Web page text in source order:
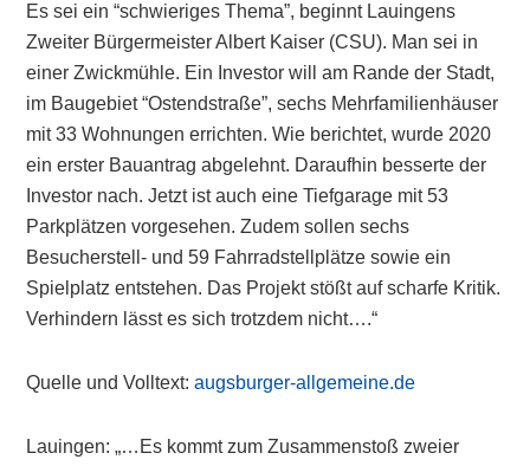
Es sei ein “schwieriges Thema”, beginnt Lauingens
Zweiter Bürgermeister Albert Kaiser (CSU). Man sei in
einer Zwickmühle. Ein Investor will am Rande der Stadt,
im Baugebiet “Ostendstraße”, sechs Mehrfamilienhäuser
mit 33 Wohnungen errichten. Wie berichtet, wurde 2020
ein erster Bauantrag abgelehnt. Daraufhin besserte der
Investor nach. Jetzt ist auch eine Tiefgarage mit 53
Parkplätzen vorgesehen. Zudem sollen sechs
Besucherstell- und 59 Fahrradstellplätze sowie ein
Spielplatz entstehen. Das Projekt stößt auf scharfe Kritik.
Verhindern lässt es sich trotzdem nicht….“
Quelle und Volltext:augsburger-allgemeine.de
Lauingen: „…Es kommt zum Zusammenstoß zweier